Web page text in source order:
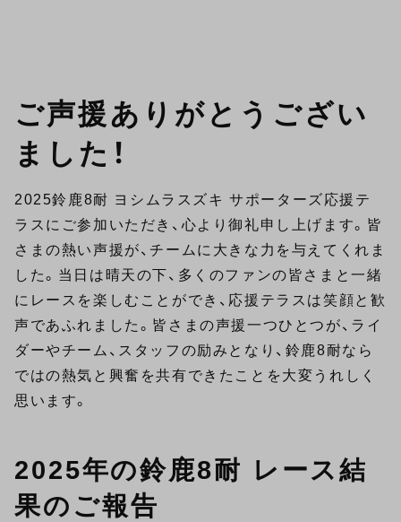
ご声援ありがとうござい
ました！
2025鈴鹿8耐 ヨシムラスズキ サポーターズ応援テ
ラスにご参加いただき、心より御礼申し上げます。皆
さまの熱い声援が、チームに大きな力を与えてくれま
した。当日は晴天の下、多くのファンの皆さまと一緒
にレースを楽しむことができ、応援テラスは笑顔と歓
声であふれました。皆さまの声援一つひとつが、ライ
ダーやチーム、スタッフの励みとなり、鈴鹿8耐なら
ではの熱気と興奮を共有できたことを大変うれしく
思います。
2025年の鈴鹿8耐 レース結
果のご報告